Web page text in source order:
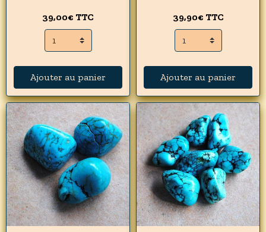
39,00€ TTC
Ajouter au panier
39,90€ TTC
Ajouter au panier